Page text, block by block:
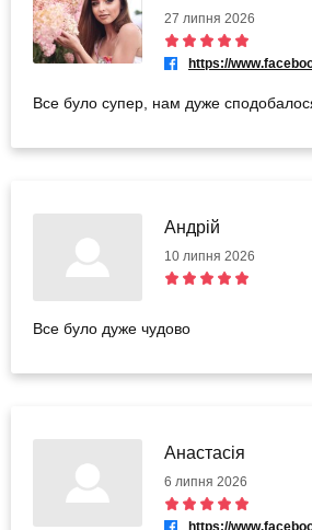
27 липня 2026
Все було супер, нам дуже
Андрій
10 липня 2026
Все було дуже чудово
Анастасія
6 липня 2026